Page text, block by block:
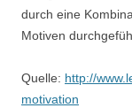
durch eine
Motiven
Quelle: http://
motivation